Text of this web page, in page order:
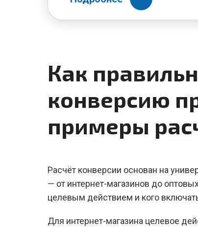
Как
конверсию
примеры
Расчёт конверсии основан на
— от интернет-магазинов до
целевым действием и кого
Для интернет-магазина целевое